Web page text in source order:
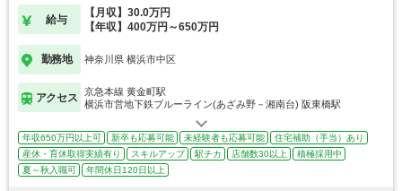
給与
【月収】30.0万円
【年収】400万円～650万円
勤務地 神奈川県 横浜市中区
アクセス
京急本線 黄金町駅
横浜市営地下鉄ブルーライン(あざみ野－湘南台) 阪東橋駅
年収650万円以上可 新卒も応募可能 未経験者も応募可能
住宅補助（手当）あり
産休・育休取得実績有り
スキルアップ 駅チカ 店舗数30以上
積極採用中
夏～秋入職可
年間休日120日以上